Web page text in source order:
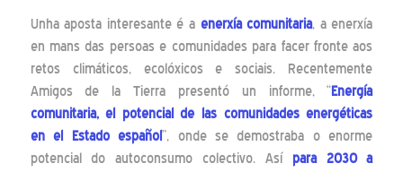
Unha aposta interesante é a enerxía comunitaria, a enerxía
en mans das persoas e comunidades para facer fronte aos
retos climáticos, ecolóxicos e sociais. Recentemente
Amigos de la Tierra presentó un informe, “Energía
comunitaria, el potencial de las comunidades energéticas
en el Estado español”, onde se demostraba o enorme
potencial do autoconsumo colectivo. Así para 2030 a